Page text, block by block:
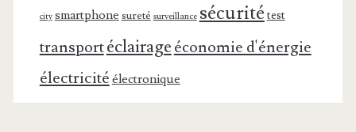
city smartphone sureté surveillance sécuritétest
transportéclairageéconomie d'énergie
électricité électronique